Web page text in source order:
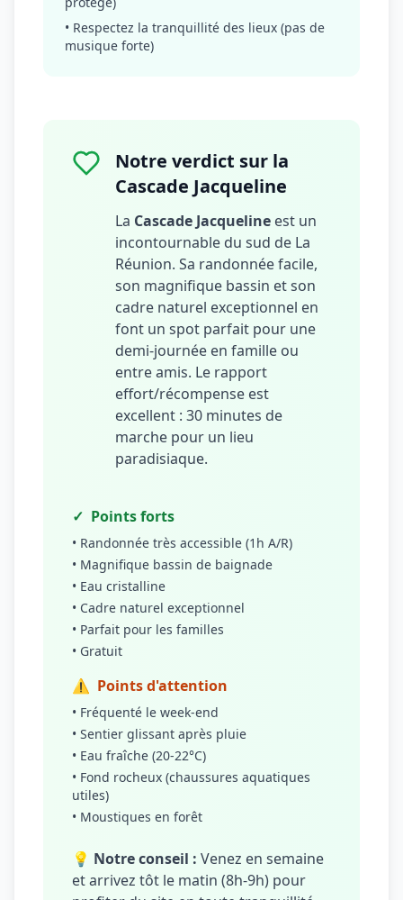
• Respectez la tranquillité des lieux (pas de
musique forte)
Notre verdict sur la
Cascade Jacqueline
La Cascade Jacqueline est un
incontournable du sud de La
Réunion. Sa randonnée facile,
son magnifique bassin et son
cadre naturel exceptionnel en
font un spot parfait pour une
demi-journée en famille ou
entre amis. Le rapport
effort/récompense est
excellent : 30 minutes de
marche pour un lieu
paradisiaque.
✓ Points forts
• Randonnée très accessible (1h A/R)
• Magnifique bassin de baignade
• Eau cristalline
• Cadre naturel exceptionnel
• Parfait pour les familles
• Gratuit
⚠ Points d'attention
• Fréquenté le week-end
• Sentier glissant après pluie
• Eau fraîche (20-22°C)
• Fond rocheux (chaussures aquatiques
utiles)
• Moustiques en forêt
💡 Notre conseil : Venez en semaine
et arrivez tôt le matin (8h-9h) pour